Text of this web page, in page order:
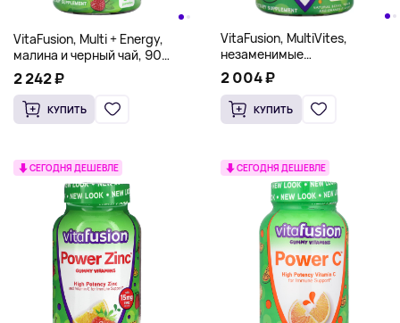
VitaFusion, Multi + Energy,
малина и черный чай, 90
жевательных таблеток
2 242 ₽
КУПИТЬ
VitaFusion, MultiVites,
незаменимые
мультивитамины,
натуральный ягодный,
персиковый и апельсиновый
вкусы, 150 жевательных
2 004 ₽
КУПИТЬ
СЕГОДНЯ ДЕШЕВЛЕ СЕГОДНЯ ДЕШЕВЛЕ